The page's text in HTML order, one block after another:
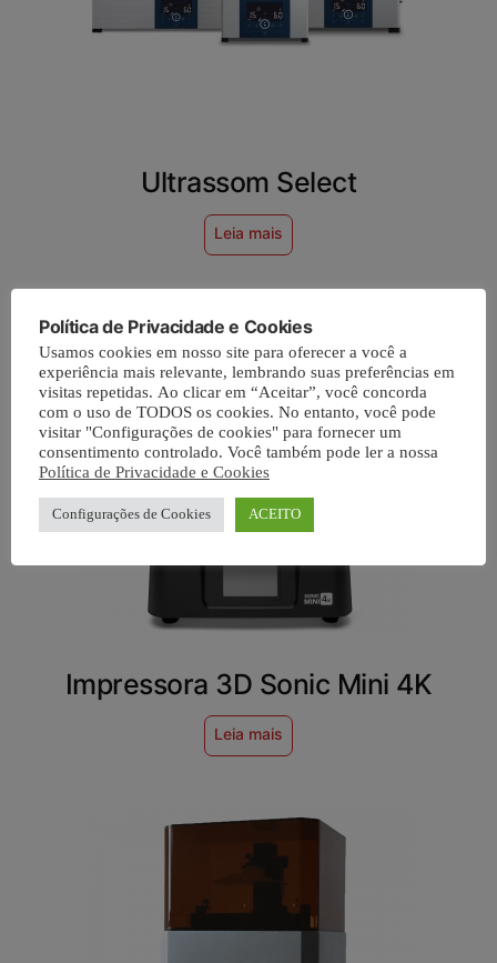
Ultrassom Select
Leia mais
Impressora 3D Sonic Mini 4K
Leia mais
Política de Privacidade e Cookies
Usamos cookies em nosso site para oferecer a você a
experiência mais relevante, lembrando suas preferências em
visitas repetidas. Ao clicar em “Aceitar”, você concorda
com o uso de TODOS os cookies. No entanto, você pode
visitar "Configurações de cookies" para fornecer um
consentimento controlado. Você também pode ler a nossa
Política de Privacidade e Cookies
Configurações de Cookies ACEITO